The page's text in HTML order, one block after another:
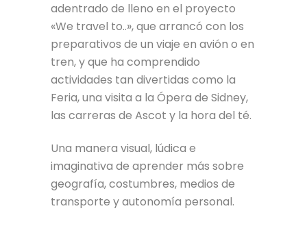
adentrado de lleno en el proyecto
«We travel to..», que arrancó con los
preparativos de un viaje en avión o en
tren, y que ha comprendido
actividades tan divertidas como la
Feria, una visita a la Ópera de Sidney,
las carreras de Ascot y la hora del té.
Una manera visual, lúdica e
imaginativa de aprender más sobre
geografía, costumbres, medios de
transporte y autonomía personal.